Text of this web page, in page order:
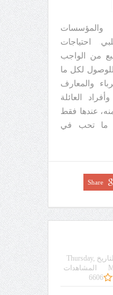
والمؤسسات
احتياجات
من الواجب
لكل ما
والمعارف
العائلة
عندها فقط
ما تحب في
Share
Thursday,
المشاهدات
6606